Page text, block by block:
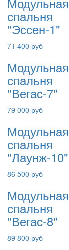
спальня
"Эссен-1"
71 400 руб
Модульная
спальня
"Вегас-7"
79 000 руб
Модульная
спальня
"Лаунж-10"
86 500 руб
Модульная
спальня
"Вегас-8"
89 800 руб